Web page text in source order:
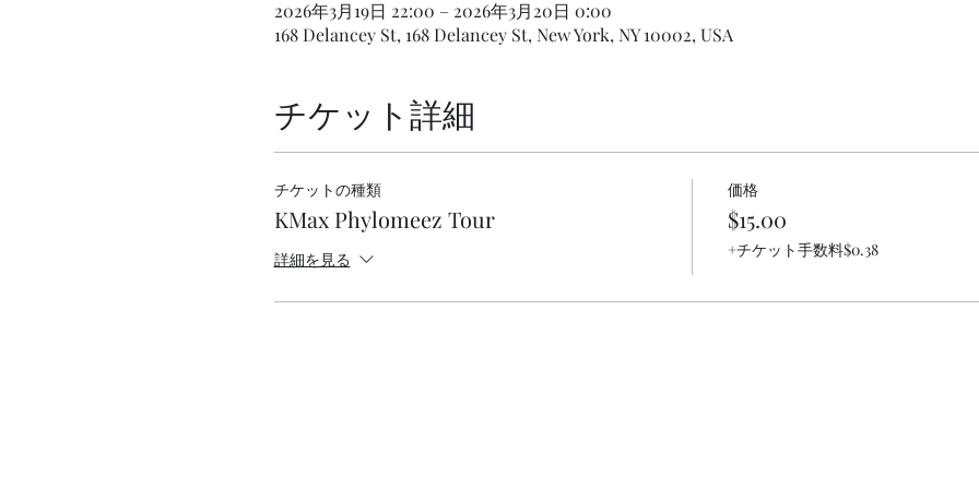
2026年3月19日 22:00 – 2026年3月20日 0:00
168 Delancey St, 168 Delancey St, New York, NY 10002, USA
チケット詳細
チケットの種類
KMax Phylomeez Tour
詳細を見る
価格
$15.00
+チケット手数料$0.38